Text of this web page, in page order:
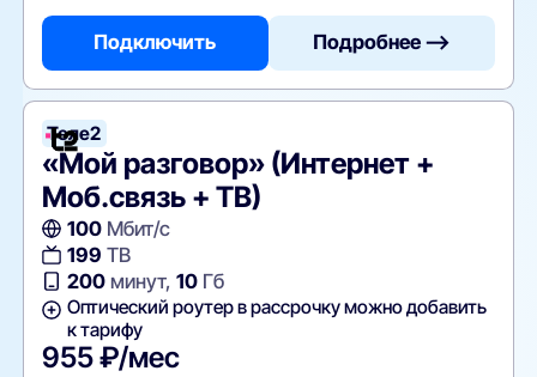
Подключить Подробнее —>
Теле2
«Мой разговор» (Интернет +
Моб.связь + ТВ)
100Мбит/с
199 ТВ
200минут, 10Гб
Оптический роутер в рассрочку можно добавить
к тарифу
955 ₽/мес